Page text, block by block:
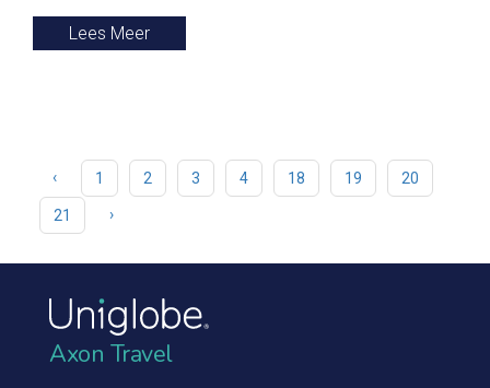
Lees Meer
‹ 1 2 3 4 18 19 20
21 ›
Axon Travel